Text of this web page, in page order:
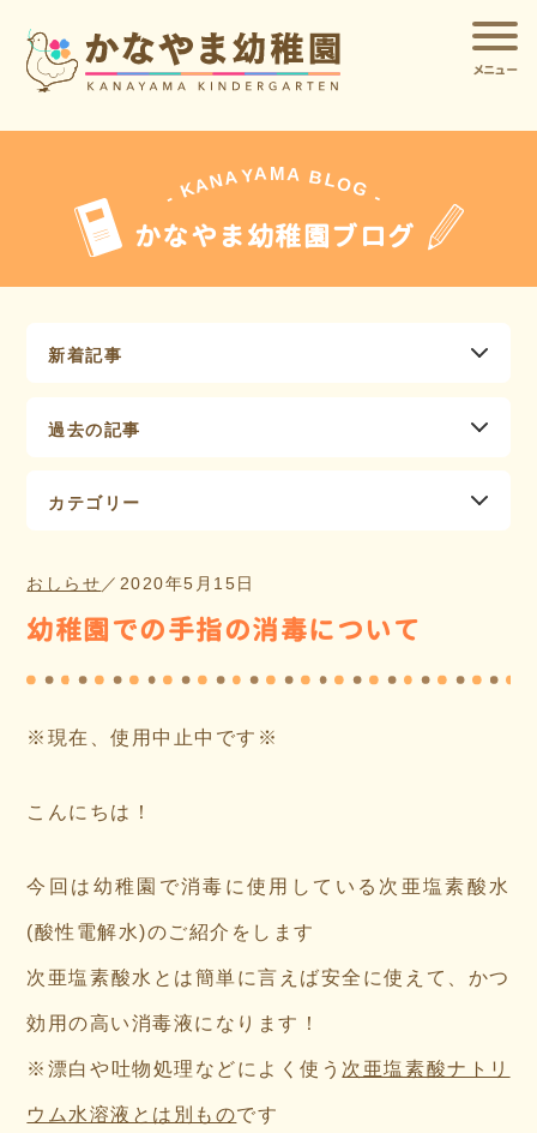
メニュー
- KANAYA MA BLOG -
かなやま幼稚園ブログ
新着記事
過去の記事
カテゴリー
おしらせ ／ 2020年5月15日
幼稚園での手指の消毒について
※現在、使用中止中です※
こんにちは！
今回は幼稚園で消毒に使用している次亜塩素酸水
(酸性電解水)のご紹介をします
次亜塩素酸水とは簡単に言えば安全に使えて、かつ
効用の高い消毒液になります！
※漂白や吐物処理などによく使う 次亜塩素酸ナトリ
ウム水溶液とは別ものです